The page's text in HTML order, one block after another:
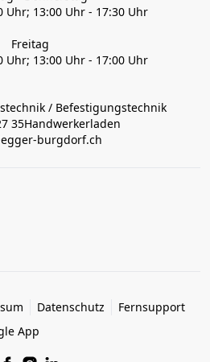
Uhr; 13:00 Uhr - 17:30 Uhr
Freitag
Uhr; 13:00 Uhr - 17:00 Uhr
/ Befestigungstechnik
35Handwerkerladen
burgdorf.ch
Datenschutz
Fernsupport
App